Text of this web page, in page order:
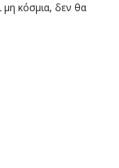
μη κόσμια, δεν θα